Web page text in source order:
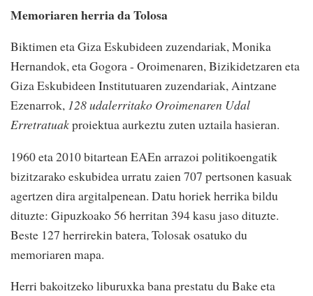
Memoriaren herria da Tolosa
Biktimen eta Giza Eskubideen zuzendariak, Monika
Hernandok, eta Gogora - Oroimenaren, Bizikidetzaren eta
Giza Eskubideen Institutuaren zuzendariak, Aintzane
Ezenarrok, 128 udalerritako Oroimenaren Udal
Erretratuakproiektua aurkeztu zuten uztaila hasieran.
1960 eta 2010 bitartean EAEn arrazoi politikoengatik
bizitzarako eskubidea urratu zaien 707 pertsonen kasuak
agertzen dira argitalpenean. Datu horiek herrika bildu
dituzte: Gipuzkoako 56 herritan 394 kasu jaso dituzte.
Beste 127 herrirekin batera, Tolosak osatuko du
memoriaren mapa.
Herri bakoitzeko liburuxka bana prestatu du Bake eta